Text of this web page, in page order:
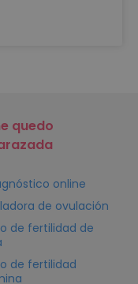
quedo
online
de ovulación
de fertilidad de
de fertilidad